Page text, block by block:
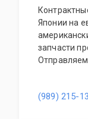
Японии на
запчасти
Отправляем
(989) 215-